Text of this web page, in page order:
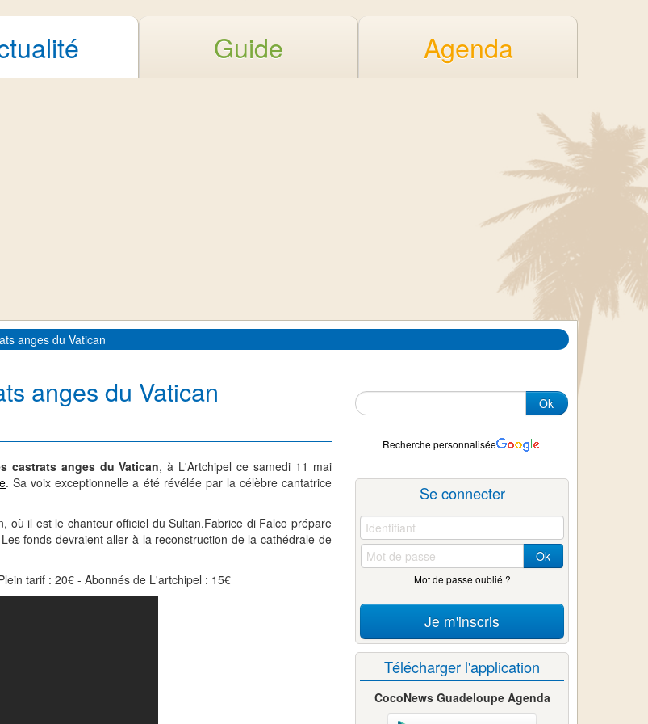
Guide Agenda
anges du Vatican
anges du Vatican
castrats anges du Vatican, à L'Artchipel ce samedi 11 mai
. Sa voix exceptionnelle a été révélée par la célèbre cantatrice
où il est le chanteur officiel du Sultan.Fabrice di Falco prépare
fonds devraient aller à la reconstruction de la cathédrale de
tarif : 20€ - Abonnés de L'artchipel : 15€
Ok
Recherche personnalisée
Se connecter
Ok
Mot de passe oublié ?
Je m'inscris
Télécharger l'application
CocoNews Guadeloupe Agenda